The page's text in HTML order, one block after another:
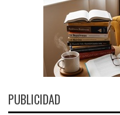
PUBLICIDAD